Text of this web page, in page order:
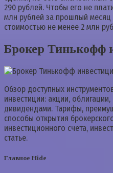
290 рублей. Чтобы его не
млн рублей за прошлый
стоимостью не менее 2 млн
Брокер Тинькофф
Обзор доступных
инвестиции: акции,
дивидендами. Тарифы,
способы открытия
инвестиционного счета,
статье.
Главное Hide